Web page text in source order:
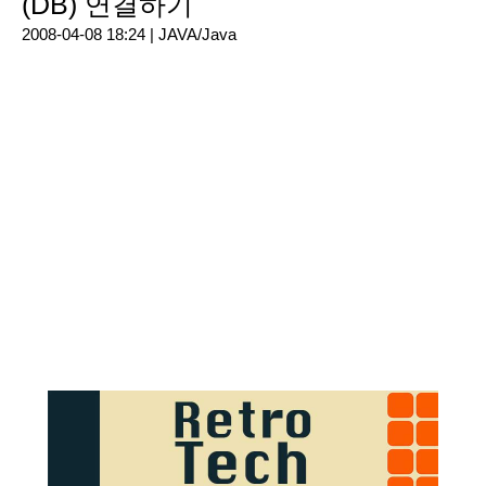
2008-04-08 18:24 | JAVA/Java